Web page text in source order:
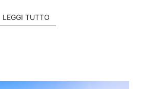
a
LEGGI TUTTO